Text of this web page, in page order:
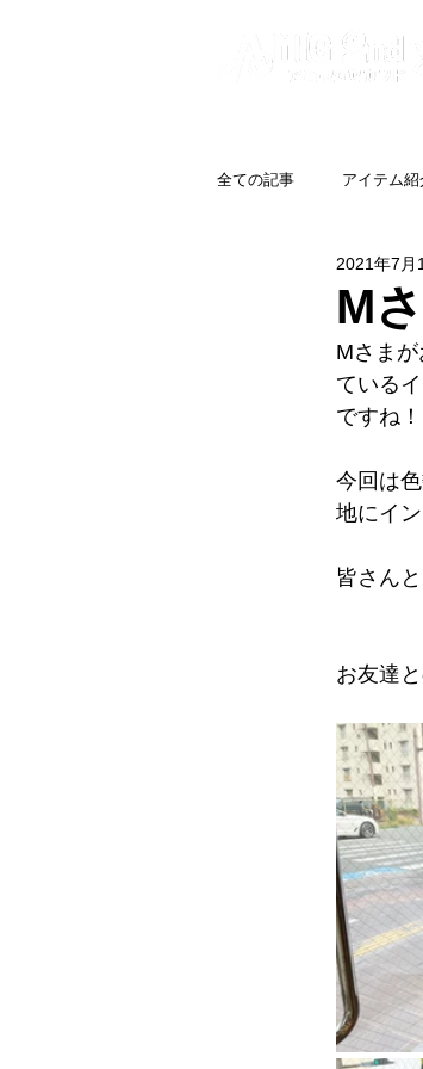
全ての記事 アイテム紹
M
2021年7月
Mさま
ている
ですね！
今回は
地にイ
皆さん
お友達